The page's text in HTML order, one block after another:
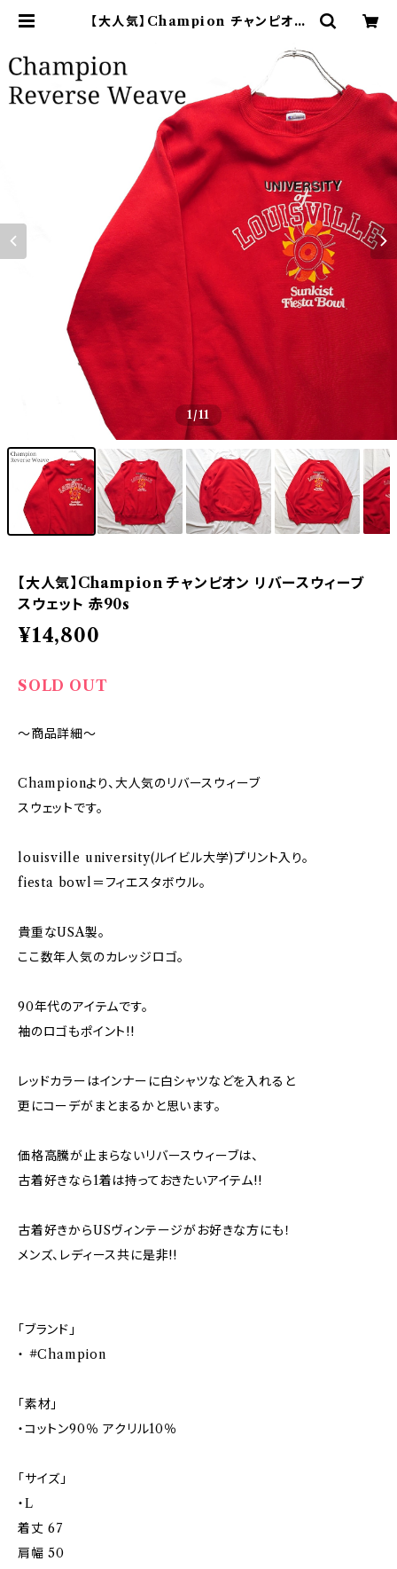
【大人気】Champion チャンピオン
オンライン古着屋 9chord
1/11
【大人気】Champion チャンピオン リバースウィーブ
スウェット 赤90s
¥14,800
SOLD OUT
～商品詳細～
Championより、大人気のリバースウィーブ
スウェットです。
louisville university(ルイビル大学)プリント入り。
fiesta bowl＝フィエスタボウル。
貴重なUSA製。
ここ数年人気のカレッジロゴ。
90年代のアイテムです。
袖のロゴもポイント!!
レッドカラーはインナーに白シャツなどを入れると
更にコーデがまとまるかと思います。
価格高騰が止まらないリバースウィーブは、
古着好きなら1着は持っておきたいアイテム!!
古着好きからUSヴィンテージがお好きな方にも！
メンズ、レディース共に是非!!
「ブランド」
・ #Champion
「素材」
・コットン90％ アクリル10％
「サイズ」
・L
着丈 67
肩幅 50